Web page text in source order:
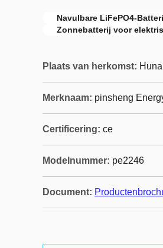
Navulbare LiFePO4-
Zonnebatterij voor
Plaats van herkomst:
Merknaam: pinsheng
Certificering: ce
Modelnummer: pe2246
Document: